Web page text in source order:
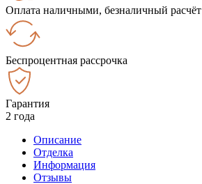
Оплата наличными, безналичный расчёт
Беспроцентная рассрочка
Гарантия
2 года
Описание
Отделка
Информация
Отзывы